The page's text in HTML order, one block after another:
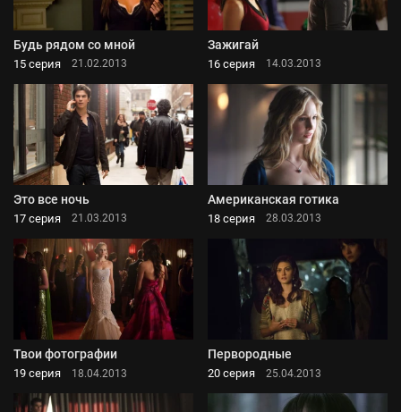
Будь рядом со мной
15 серия 21.02.2013
Зажигай
16 серия 14.03.2013
Это все ночь
17 серия 21.03.2013
Американская готика
18 серия 28.03.2013
Твои фотографии
19 серия 18.04.2013
Первородные
20 серия 25.04.2013